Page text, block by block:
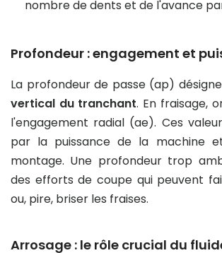
nombre de dents et de l'avance
Profondeur : engagement et
La profondeur de passe (ap) désigne
vertical du tranchant. En fraisage,
l'engagement radial (ae). Ces
par la puissance de la machine
montage. Une profondeur trop
des efforts de coupe qui peuvent
ou, pire, briser les fraises.
Arrosage : le rôle crucial du